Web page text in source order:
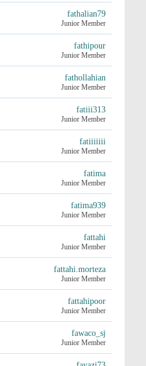
fathalian79
Junior Member
fathipour
Junior Member
fathollahian
Junior Member
fatiii313
Junior Member
fatiiiiiii
Junior Member
fatima
Junior Member
fatima939
Junior Member
fattahi
Junior Member
fattahi.morteza
Junior Member
fattahipoor
Junior Member
fawaco_sj
Junior Member